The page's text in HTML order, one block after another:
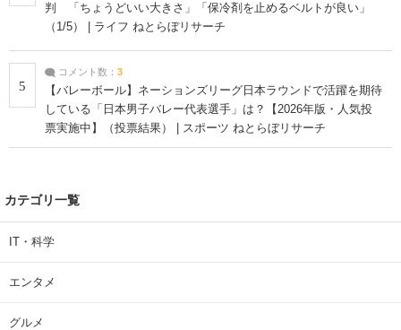
判 「ちょうどいい大きさ」「保冷剤を止めるベルトが良い」
（1/5） | ライフ ねとらぼリサーチ
5
コメント数： 3
【バレーボール】ネーションズリーグ日本ラウンドで活躍を期待
している「日本男子バレー代表選手」は？【2026年版・人気投
票実施中】（投票結果） | スポーツ ねとらぼリサーチ
カテゴリ一覧
IT・科学
エンタメ
グルメ